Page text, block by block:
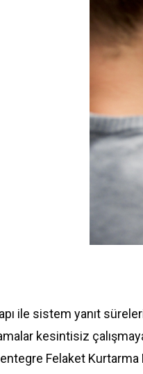
ile sistem yanıt
kesintisiz
Felaket Kurtarma